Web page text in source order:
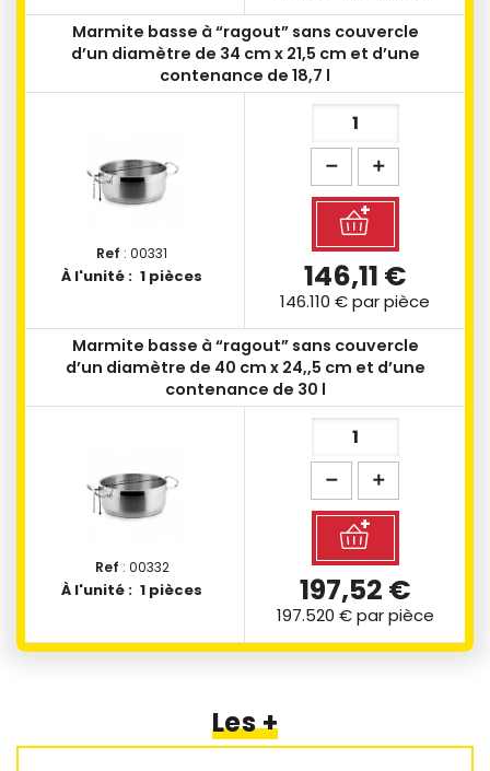
Ref : 00331
À l'unité : 1 pièces
Marmite basse à “ragout” sans couvercle
d’un diamètre de 34 cm x 21,5 cm et d’une
contenance de 18,7 l
146,11 €
146.110 €par pièce
Ref : 00332
À l'unité : 1 pièces
Marmite basse à “ragout” sans couvercle
d’un diamètre de 40 cm x 24,,5 cm et d’une
contenance de 30 l
197,52 €
197.520 €par pièce
Les +